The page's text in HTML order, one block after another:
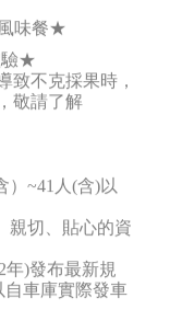
味餐★
驗★
致不克採果時，
敬請了解
）~41人(含)以
親切、貼心的資
年)發布最新規
自車庫實際發車